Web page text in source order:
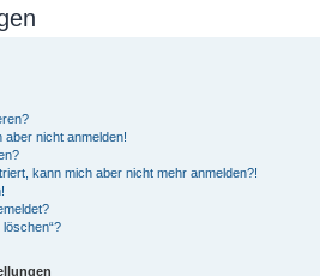
nicht anmelden!
kann mich aber nicht mehr anmelden?!